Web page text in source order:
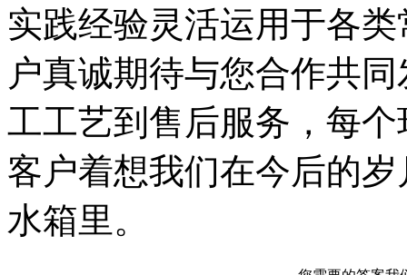
实践经验灵活运用于各
户真诚期待与您合作共
工工艺到售后服务，每
客户着想我们在今后的
水箱里。